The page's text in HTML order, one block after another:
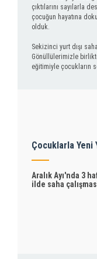
çıktılarını sayılarla
çocuğun hayatına
olduk.
Sekizinci yurt dışı
Gönüllülerimizle
eğitimiyle çocukların
Çocuklarla Yeni
Aralık Ayı'nda 3
ilde saha